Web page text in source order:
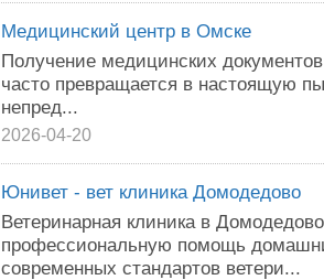
Медицинский центр в Омске
Получение медицинских
часто превращается в настоящую
непред...
2026-04-20
Юнивет - вет клиника Домодедово
Ветеринарная клиника в
профессиональную помощь
современных стандартов ветери...